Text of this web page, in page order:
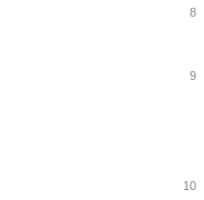
8
9
10